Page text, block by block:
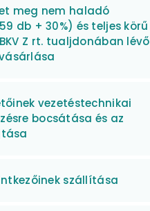
meg nem haladó
db + 30%) és teljes körű
Z rt. tualjdonában lévő
vezetéstechnikai
bocsátása és az
szállítása